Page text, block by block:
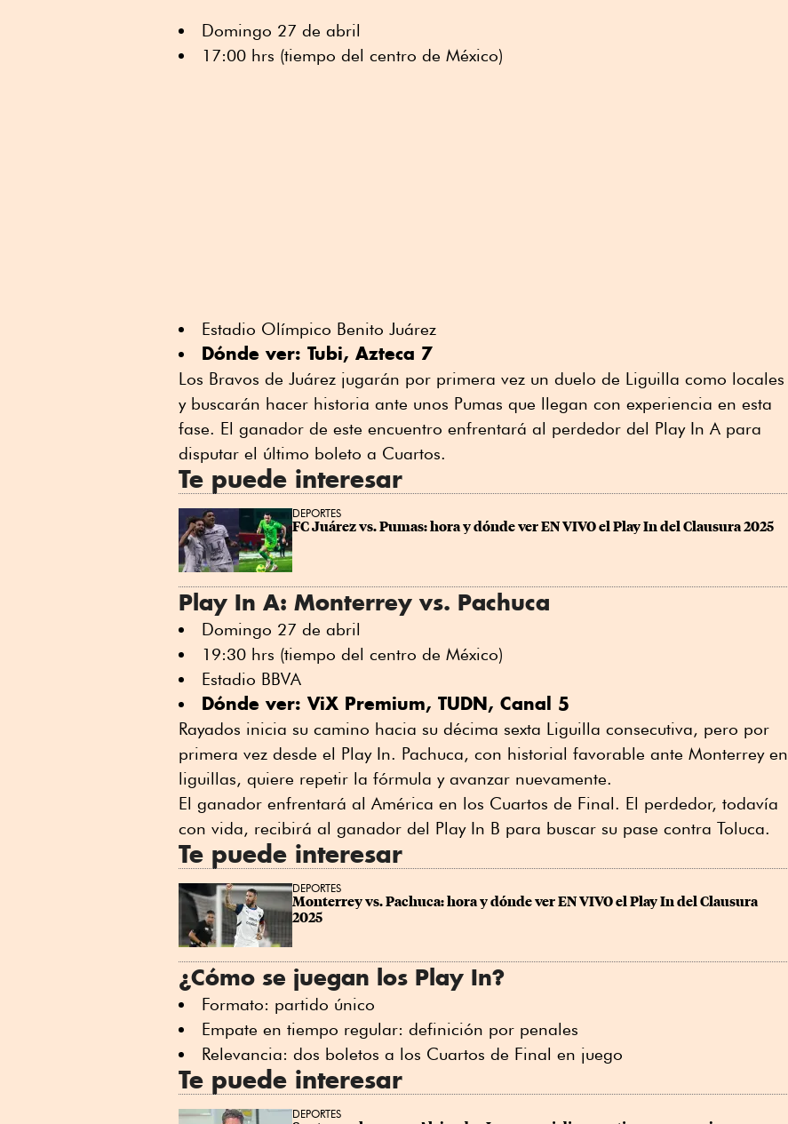
Domingo 27 de abril
17:00 hrs (tiempo del centro de México)
Estadio Olímpico Benito Juárez
Dónde ver: Tubi, Azteca 7
Los Bravos de Juárez jugarán por primera vez un duelo de Liguilla como locales
y buscarán hacer historia ante unos Pumas que llegan con experiencia en esta
fase. El ganador de este encuentro enfrentará al perdedor del Play In A para
disputar el último boleto a Cuartos.
Te puede interesar
DEPORTES
FC Juárez vs. Pumas: hora y dónde ver EN VIVO el Play In del Clausura 2025
Play In A: Monterrey vs. Pachuca
Domingo 27 de abril
19:30 hrs (tiempo del centro de México)
Estadio BBVA
Dónde ver: ViX Premium, TUDN, Canal 5
Rayados inicia su camino hacia su décima sexta Liguilla consecutiva, pero por
primera vez desde el Play In. Pachuca, con historial favorable ante Monterrey en
liguillas, quiere repetir la fórmula y avanzar nuevamente.
El ganador enfrentará al América en los Cuartos de Final. El perdedor, todavía
con vida, recibirá al ganador del Play In B para buscar su pase contra Toluca.
Te puede interesar
DEPORTES
Monterrey vs. Pachuca: hora y dónde ver EN VIVO el Play In del Clausura
2025
¿Cómo se juegan los Play In?
Formato: partido único
Empate en tiempo regular: definición por penales
Relevancia: dos boletos a los Cuartos de Final en juego
Te puede interesar
DEPORTES